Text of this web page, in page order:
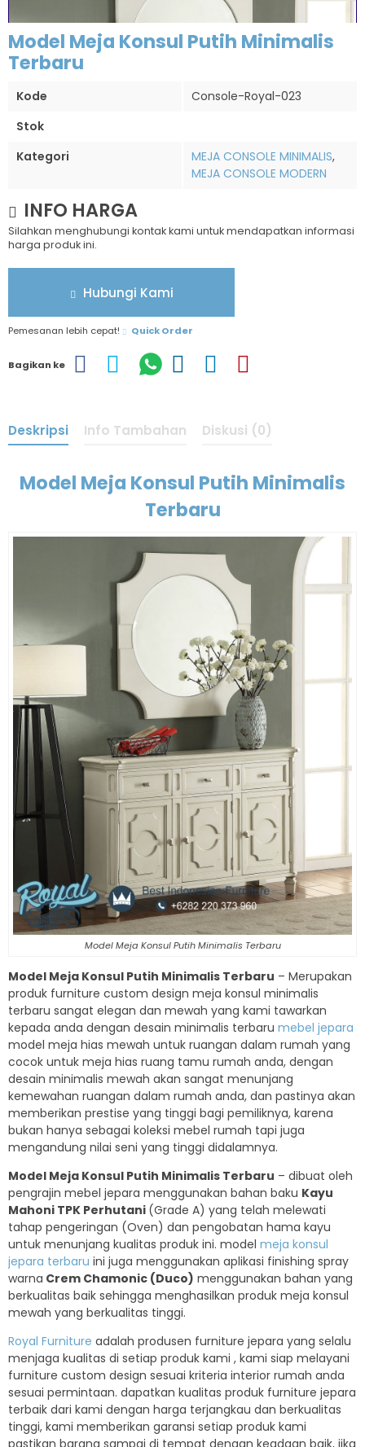
Model Meja Konsul Putih Minimalis
Terbaru
Kode
Console-Royal-023
Stok
Kategori
MEJA CONSOLE MINIMALIS,
MEJA CONSOLE MODERN
INFO HARGA
Silahkan menghubungi kontak kami untuk mendapatkan informasi
harga produk ini.
Hubungi Kami
Pemesanan lebih cepat! Quick Order
Bagikan ke
Deskripsi Info Tambahan Diskusi (0)
Model Meja Konsul Putih Minimalis
Terbaru
Model Meja Konsul Putih Minimalis Terbaru
Model Meja Konsul Putih Minimalis Terbaru – Merupakan
produk furniture custom design meja konsul minimalis
terbaru sangat elegan dan mewah yang kami tawarkan
kepada anda dengan desain minimalis terbaru mebel jepara
model meja hias mewah untuk ruangan dalam rumah yang
cocok untuk meja hias ruang tamu rumah anda, dengan
desain minimalis mewah akan sangat menunjang
kemewahan ruangan dalam rumah anda, dan pastinya akan
memberikan prestise yang tinggi bagi pemiliknya, karena
bukan hanya sebagai koleksi mebel rumah tapi juga
mengandung nilai seni yang tinggi didalamnya.
Model Meja Konsul Putih Minimalis Terbaru – dibuat oleh
pengrajin mebel jepara menggunakan bahan baku Kayu
Mahoni TPK Perhutani (Grade A) yang telah melewati
tahap pengeringan (Oven) dan pengobatan hama kayu
untuk menunjang kualitas produk ini. model meja konsul
jepara terbaru ini juga menggunakan aplikasi finishing spray
warna Crem Chamonic (Duco) menggunakan bahan yang
berkualitas baik sehingga menghasilkan produk meja konsul
mewah yang berkualitas tinggi.
Royal Furniture adalah produsen furniture jepara yang selalu
menjaga kualitas di setiap produk kami , kami siap melayani
furniture custom design sesuai kriteria interior rumah anda
sesuai permintaan. dapatkan kualitas produk furniture jepara
terbaik dari kami dengan harga terjangkau dan berkualitas
tinggi, kami memberikan garansi setiap produk kami
pastikan barang sampai di tempat dengan keadaan baik, jika